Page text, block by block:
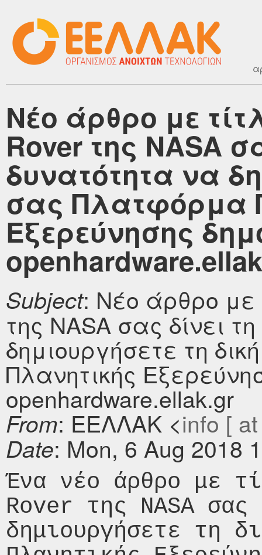
Νέο άρθρο με
Rover της NASA
δυνατότητα να
σας Πλατφόρμα
Εξερεύνησης
Subject: Νέο άρθρο με
της NASA σας δίνει
δημιουργήσετε τη
Πλανητικής
openhardware.ellak.gr
From: ΕΕΛΛΑΚ <info [
Date: Mon, 6 Aug 2018
Ένα νέο άρθρο με
Rover της NASA
δημιουργήσετε τη